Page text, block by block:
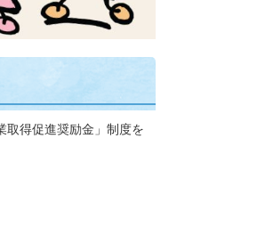
取得促進奨励金」制度を